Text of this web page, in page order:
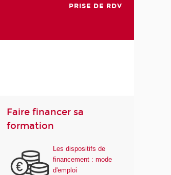
PRISE DE RDV
Faire financer sa
formation
Les dispositifs de
financement : mode
d'emploi